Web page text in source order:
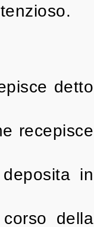
detto
recepisce
in
della